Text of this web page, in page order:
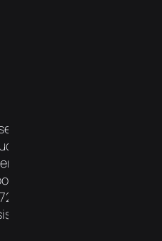
is om dit nieuwe
gezondheid en
Uw ChiroMove
de juiste kennis en
van onze patiënten
langs voor een check-